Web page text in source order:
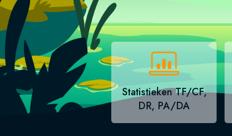
Statistieken TF/CF,
DR, PA/DA